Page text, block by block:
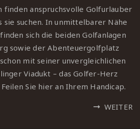
finden anspruchsvolle Golfurlauber
sie suchen. In unmittelbarer Nähe
sich die beiden Golfanlagen
sowie der Abenteuergolfplatz
mit seiner unvergleichlichen
Viadukt – das Golfer-Herz
Sie hier an Ihrem Handicap.
WEITER